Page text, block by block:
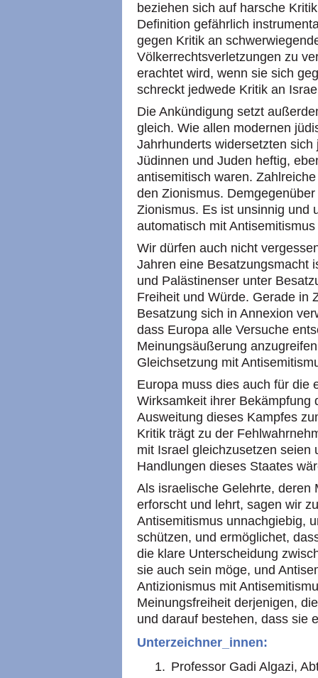
beziehen sich auf harsche
Definition gefährlich
gegen Kritik an
Völkerrechtsverletzungen zu
erachtet wird, wenn sie sich
schreckt jedwede Kritik an
Die Ankündigung setzt
gleich. Wie allen modernen
Jahrhunderts widersetzten
Jüdinnen und Juden heftig,
antisemitisch waren.
den Zionismus.
Zionismus. Es ist unsinnig und
automatisch mit
Wir dürfen auch nicht
Jahren eine Besatzungsmacht
und Palästinenser unter
Freiheit und Würde. Gerade in
Besatzung sich in Annexion
dass Europa alle Versuche
Meinungsäußerung
Gleichsetzung mit
Europa muss dies auch für die
Wirksamkeit ihrer Bekämpfung
Ausweitung dieses Kampfes
Kritik trägt zu der
mit Israel gleichzusetzen seien
Handlungen dieses Staates
Als israelische Gelehrte, deren
erforscht und lehrt, sagen wir
Antisemitismus unnachgiebig,
schützen, und ermöglichet,
die klare Unterscheidung
sie auch sein möge, und
Antizionismus mit
Meinungsfreiheit derjenigen,
und darauf bestehen, dass sie
Unterzeichner_innen:
Professor Gadi Algazi,